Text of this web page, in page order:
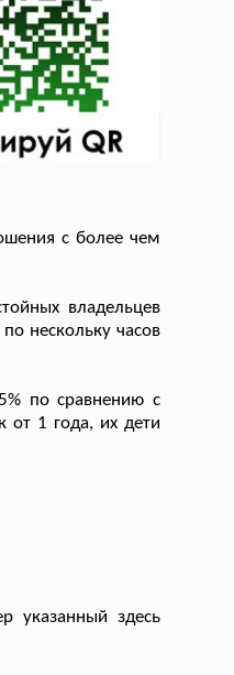
с более чем
владельцев
нескольку часов
по сравнению с
от 1 года, их дети
указанный здесь